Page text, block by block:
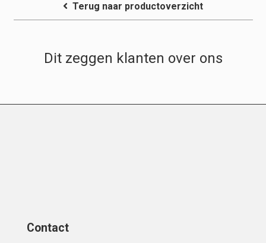
Terug naar productoverzicht
Dit zeggen klanten over ons
Contact